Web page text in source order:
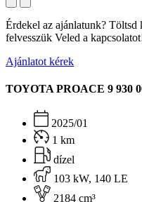
Érdekel az ajánlatunk? Töltsd
felvesszük Veled a
Ajánlatot kérek
TOYOTA PROACE 9 930
2025/01
1 km
dízel
103 kW, 140 LE
2184 cm³